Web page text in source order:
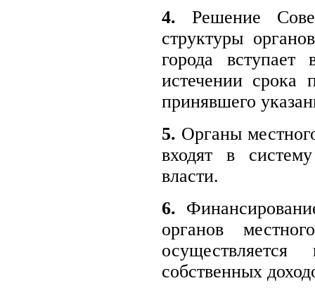
4. Решение
структуры
города
истечении срока
принявшего
5. Органы
входят в
власти.
6.
органов
собственных